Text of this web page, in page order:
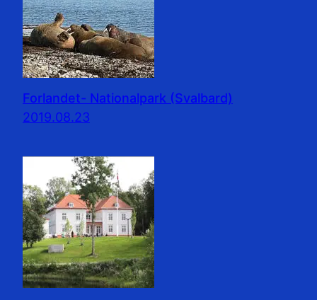
Forlandet- Nationalpark (Svalbard)
2019.08.23